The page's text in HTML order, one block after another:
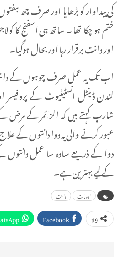
کی پیداوار کو بڑھایا اور صرف چھ
ختم ہو چکا تھا ۔ ساتھ ہی اسفنج کا
اور دانت برقرار رہا اور بحال ہوگیا۔
اب تک یہ عمل صرف چوہوں کے دانت
لندن ڈینٹل انسٹیٹیوٹ کے
شارپ کہتے ہیں کہ الزائمر کے مرض
عبور کرنے والی یہ دوا دانتوں کے
دوا کے ذریعے سادہ سا عمل
کے لیے بہترین ہے۔
ادویات دانت
19
Facebook